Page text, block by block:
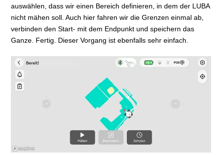
auswählen, dass wir einen Bereich definieren, in dem der LUBA
nicht mähen soll. Auch hier fahren wir die Grenzen einmal ab,
verbinden den Start- mit dem Endpunkt und speichern das
Ganze. Fertig. Dieser Vorgang ist ebenfalls sehr einfach.